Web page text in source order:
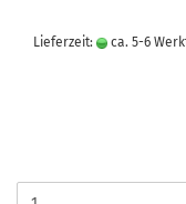
Lieferzeit: ca. 5-6